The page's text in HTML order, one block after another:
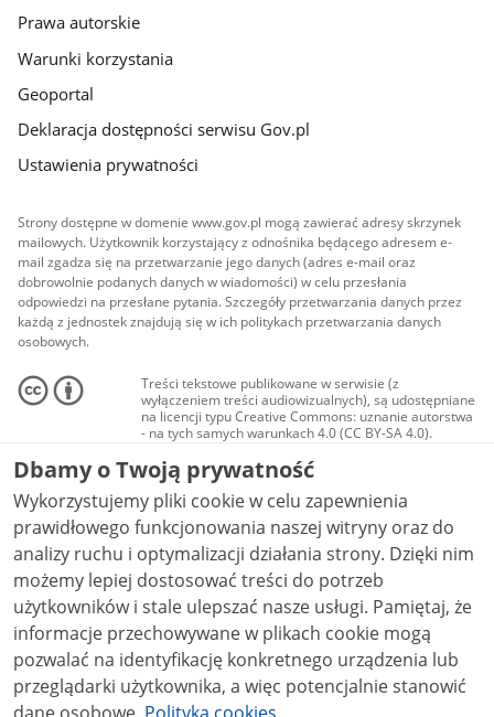
Prawa autorskie
Warunki korzystania
Geoportal
Deklaracja dostępności serwisu Gov.pl
Ustawienia prywatności
Strony dostępne w domenie www.gov.pl mogą zawierać adresy skrzynek
mailowych. Użytkownik korzystający z odnośnika będącego adresem e-
mail zgadza się na przetwarzanie jego danych (adres e-mail oraz
dobrowolnie podanych danych w wiadomości) w celu przesłania
odpowiedzi na przesłane pytania. Szczegóły przetwarzania danych przez
każdą z jednostek znajdują się w ich politykach przetwarzania danych
osobowych.
Treści tekstowe publikowane w serwisie (z
wyłączeniem treści audiowizualnych), są udostępniane
na licencji typu Creative Commons: uznanie autorstwa
- na tych samych warunkach 4.0 (CC BY-SA 4.0).
Materiały audiowizualne, w tym zdjęcia, materiały
audio i wideo, są udostępniane na licencji typu
Creative Commons: uznanie autorstwa użycie
niekomercyjne - bez utworów zależnych 4.0 (CC BY-
NC-ND 4.0), o ile nie jest to stwierdzone inaczej.
Dbamy o Twoją prywatność
Wykorzystujemy pliki cookie w celu zapewnienia
prawidłowego funkcjonowania naszej witryny oraz do
analizy ruchu i optymalizacji działania strony. Dzięki nim
możemy lepiej dostosować treści do potrzeb
użytkowników i stale ulepszać nasze usługi. Pamiętaj, że
informacje przechowywane w plikach cookie mogą
pozwalać na identyfikację konkretnego urządzenia lub
przeglądarki użytkownika, a więc potencjalnie stanowić